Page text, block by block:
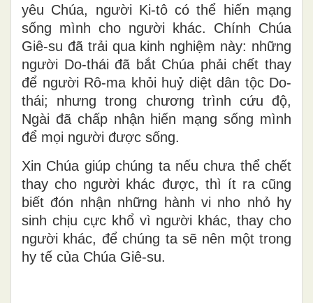
yêu Chúa, người Ki-tô có thể hiến mạng
sống mình cho người khác. Chính Chúa
Giê-su đã trải qua kinh nghiệm này: những
người Do-thái đã bắt Chúa phải chết thay
để người Rô-ma khỏi huỷ diệt dân tộc Do-
thái; nhưng trong chương trình cứu độ,
Ngài đã chấp nhận hiến mạng sống mình
để mọi người được sống.
Xin Chúa giúp chúng ta nếu chưa thể chết
thay cho người khác được, thì ít ra cũng
biết đón nhận những hành vi nho nhỏ hy
sinh chịu cực khổ vì người khác, thay cho
người khác, để chúng ta sẽ nên một trong
hy tế của Chúa Giê-su.